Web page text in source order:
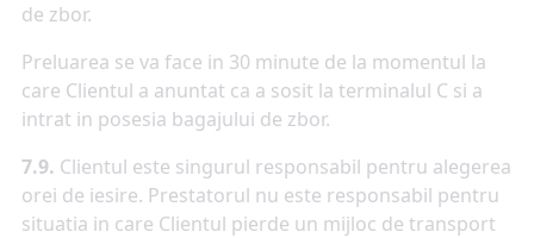
de zbor.
Preluarea se va face in 30 minute de la momentul la
care Clientul a anuntat ca a sosit la terminalul C si a
intrat in posesia bagajului de zbor.
7.9. Clientul este singurul responsabil pentru alegerea
orei de iesire. Prestatorul nu este responsabil pentru
situatia in care Clientul pierde un mijloc de transport